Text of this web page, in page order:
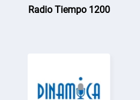
Radio Tiempo 1200